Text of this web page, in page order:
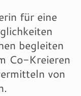
für eine
begleiten
Co-Kreieren
von